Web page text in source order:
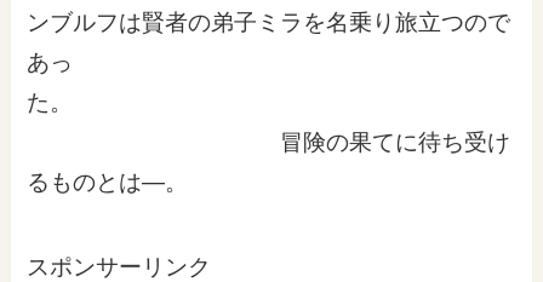
ンブルフは賢者の弟子ミラを名乗り旅立つので
あっ
た。
冒険の果てに待ち受け
るものとは―。
スポンサーリンク